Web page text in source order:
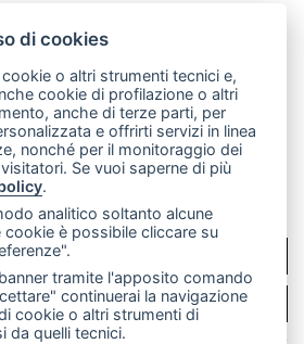
LeccoOnline
RSS
policy
cookie
SCRIVICI
LA TUA PUBBLICITÀ
di cookies
o altri strumenti tecnici e,
cookie di profilazione o altri
anche di terze parti, per
e offrirti servizi in linea
nonché per il monitoraggio dei
Se vuoi saperne di più
.
analitico soltanto alcune
cookie è possibile cliccare su
tramite l'apposito comando
continuerai la navigazione
cookie o altri strumenti di
da quelli tecnici.